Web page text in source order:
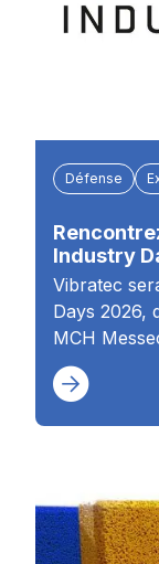
Défense
Industry
Vibratec
Days 2026,
MCH